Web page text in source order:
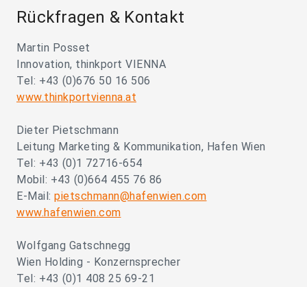
Rückfragen & Kontakt
Martin Posset
Innovation, thinkport VIENNA
Tel: +43 (0)676 50 16 506
www.thinkportvienna.at
Dieter Pietschmann
Leitung Marketing & Kommunikation, Hafen Wien
Tel: +43 (0)1 72716-654
Mobil: +43 (0)664 455 76 86
E-Mail: pietschmann@hafenwien.com
www.hafenwien.com
Wolfgang Gatschnegg
Wien Holding - Konzernsprecher
Tel: +43 (0)1 408 25 69-21